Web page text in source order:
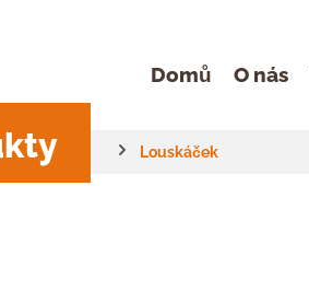
Domů O nás
Louskáček